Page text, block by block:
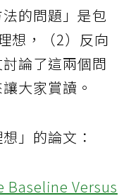
的問題」是包
想，（2）反向
論了這兩個問
大家賞讀。
」的論文：
Baseline Versus